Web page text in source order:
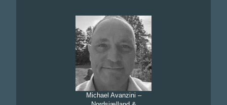
Michael Avanzini –